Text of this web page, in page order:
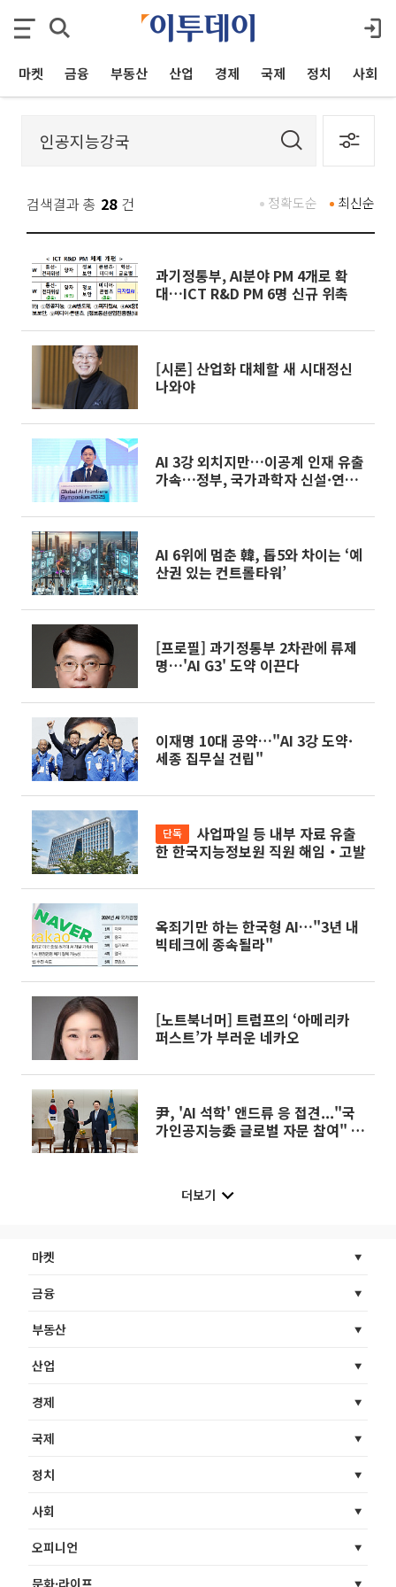
마켓 금융 부동산 산업 경제 국제 정치 사회
검색결과 총 28 건 최신순
정확도순
과기정통부, AI분야 PM 4개로 확
대…ICT R&D PM 6명 신규 위촉
[시론] 산업화 대체할 새 시대정신
나와야
AI 3강 외치지만…이공계 인재 유출
가속…정부, 국가과학자 신설·연구
AI 6위에 멈춘 韓, 톱5와 차이는 ‘예
산권 있는 컨트롤타워’
[프로필] 과기정통부 2차관에 류제
명…'AI G3' 도약 이끈다
이재명 10대 공약…"AI 3강 도약·
세종 집무실 건립"
단독
한 한국지능정보원 직원 해임‧고발
옥죄기만 하는 한국형 AI…"3년 내
빅테크에 종속될라"
[노트북너머] 트럼프의 ‘아메리카
퍼스트’가 부러운 네카오
尹, 'AI 석학' 앤드류 응 접견..."국
가인공지능委 글로벌 자문 참여" 당
더보기
마켓
금융
부동산
산업
경제
국제
정치
사회
오피니언
문화·라이프